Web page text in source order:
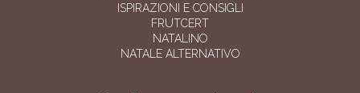
ISPIRAZIONI E CONSIGLI
FRUTCERT
NATALINO
NATALE ALTERNATIVO